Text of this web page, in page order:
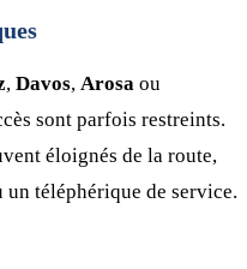
, Davos, Arosa ou
sont parfois restreints.
éloignés de la route,
un téléphérique de service.